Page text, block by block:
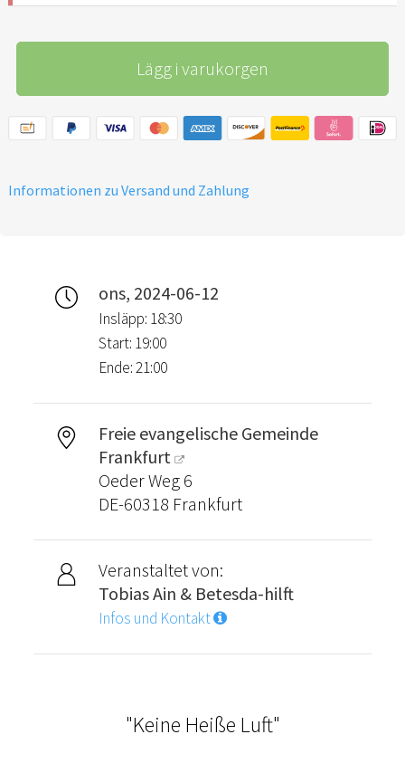
Lägg i varukorgen
Informationen zu Versand und Zahlung
ons, 2024-06-12
Insläpp: 18:30
Start: 19:00
Ende: 21:00
Freie evangelische Gemeinde
Frankfurt
Oeder Weg 6
DE-60318 Frankfurt
Veranstaltet von:
Tobias Ain & Betesda-hilft
Infos und Kontakt
"Keine Heiße Luft"